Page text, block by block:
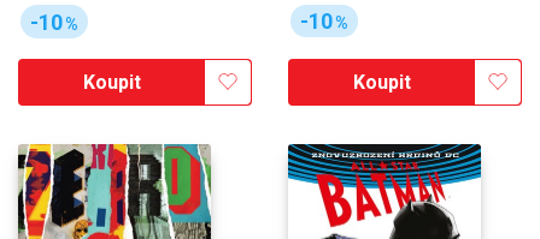
-10%
Koupit
-10%
Koupit